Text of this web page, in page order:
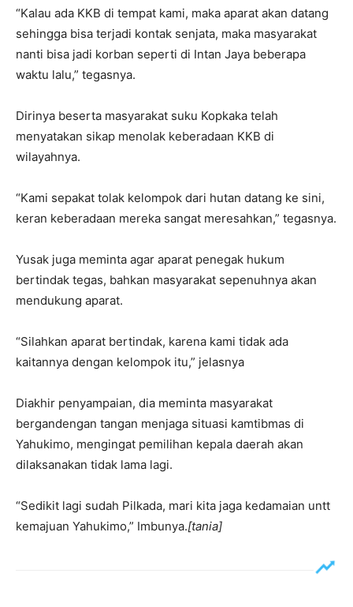
“Kalau ada KKB di tempat kami, maka aparat akan datang
sehingga bisa terjadi kontak senjata, maka masyarakat
nanti bisa jadi korban seperti di Intan Jaya beberapa
waktu lalu,” tegasnya.
Dirinya beserta masyarakat suku Kopkaka telah
menyatakan sikap menolak keberadaan KKB di
wilayahnya.
“Kami sepakat tolak kelompok dari hutan datang ke sini,
keran keberadaan mereka sangat meresahkan,” tegasnya.
Yusak juga meminta agar aparat penegak hukum
bertindak tegas, bahkan masyarakat sepenuhnya akan
mendukung aparat.
“Silahkan aparat bertindak, karena kami tidak ada
kaitannya dengan kelompok itu,” jelasnya
Diakhir penyampaian, dia meminta masyarakat
bergandengan tangan menjaga situasi kamtibmas di
Yahukimo, mengingat pemilihan kepala daerah akan
dilaksanakan tidak lama lagi.
“Sedikit lagi sudah Pilkada, mari kita jaga kedamaian untt
kemajuan Yahukimo,” Imbunya.[tania]